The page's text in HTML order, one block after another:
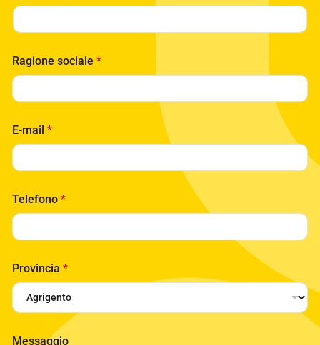
Ragione sociale *
E-mail *
Telefono *
Provincia *
Messaggio